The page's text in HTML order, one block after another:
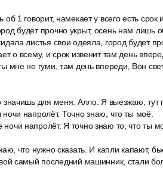
1 говорит, намекает у всего есть срок
будет прочно укрыт, осень нам лишь
листья свои одеяла, город будет
о всему, и срок извенит там день
мне не гуми, там день впереди, Вон
значишь для меня. Алло. Я выезжаю, тут
напролёт. Точно знаю, что ты моё.
напролёт. Я точно знаю то, что ты
что нужно сказать. И капли капают,
самый последний машинник, стали